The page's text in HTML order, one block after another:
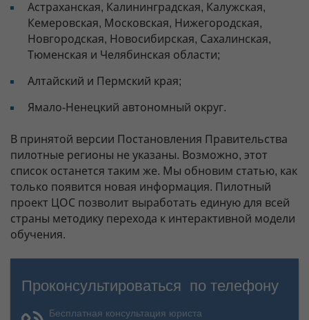
Астраханская, Калининградская, Калужская,
Кемеровская, Московская, Нижегородская,
Новгородская, Новосибирская, Сахалинская,
Тюменская и Челябинская области;
Алтайский и Пермский края;
Ямало-Ненецкий автономный округ.
В принятой версии Постановления Правительства
пилотные регионы не указаны. Возможно, этот
список останется таким же. Мы обновим статью, как
только появится новая информация. Пилотный
проект ЦОС позволит выработать единую для всей
страны методику перехода к интерактивной модели
обучения.